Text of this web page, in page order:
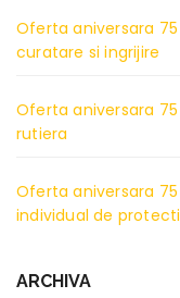
Oferta aniversara
curatare si ingrijire
Oferta aniversara
rutiera
Oferta aniversara
individual de
ARCHIVA